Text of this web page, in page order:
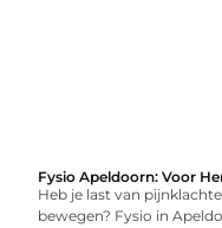
Fysio Apeldoorn: Voor
Heb je last van
bewegen? Fysio in